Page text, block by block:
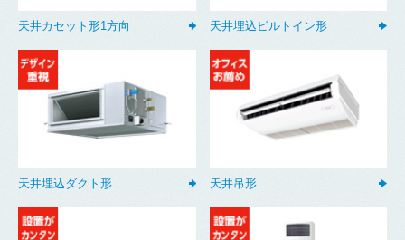
天井カセット形1方向 天井埋込ビルトイン形
天井埋込ダクト形 天井吊形